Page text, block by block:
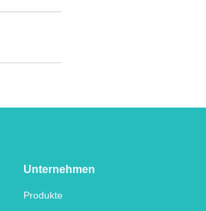
Unternehmen
Produkte